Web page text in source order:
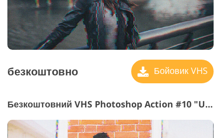
безкоштовно Бойовик VHS
Безкоштовний VHS Photoshop Action #10 "Unheard Frequency"